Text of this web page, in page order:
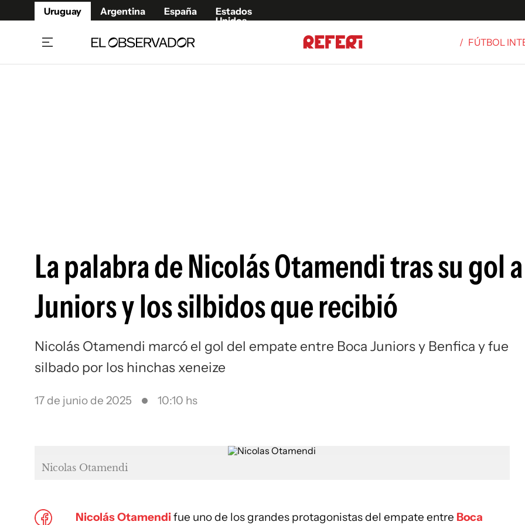
Uruguay Argentina España
Estados
Unidos
/ FÚTBOL
La palabra de Nicolás Otamendi tras su gol
Juniors y los silbidos que recibió
Nicolás Otamendi marcó el gol del empate entre Boca Juniors y Benfica y fue
silbado por los hinchas xeneize
17 de junio de 2025 10:10 hs
Nicolas Otamendi
Nicolás Otamendi fue uno de los grandes protagonistas del empate entre Boca